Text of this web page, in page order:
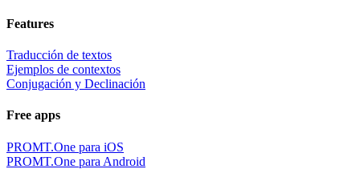
Features
Traducción de textos
Ejemplos de contextos
Conjugación y Declinación
Free apps
PROMT.One para iOS
PROMT.One para Android